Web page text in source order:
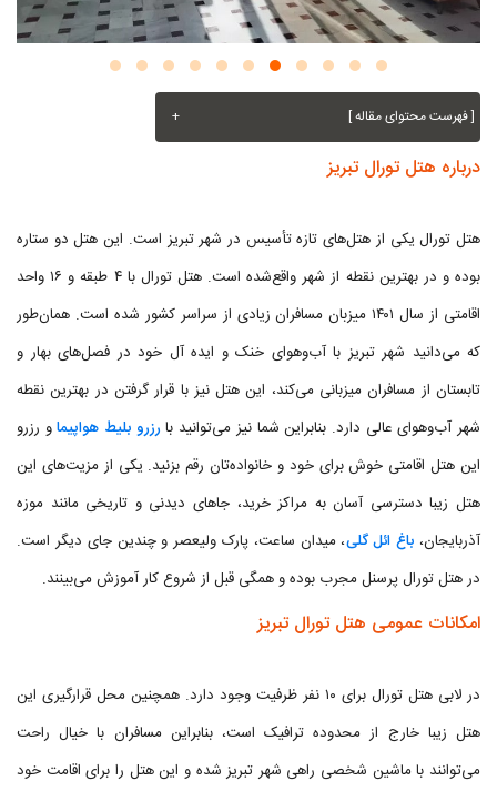
[ فهرست محتوای مقاله ] +
درباره هتل تورال تبریز
هتل تورال یکی از هتل‌های تازه تأسیس در شهر تبریز است. این هتل دو ستاره
بوده و در بهترین نقطه از شهر واقع‌شده است. هتل تورال با ۴ طبقه و ۱۶ واحد
اقامتی از سال ۱۴۰۱ میزبان مسافران زیادی از سراسر کشور شده است. همان‌طور
که می‌دانید شهر تبریز با آب‌وهوای خنک و ایده آل خود در فصل‌های بهار و
تابستان از مسافران میزبانی می‌کند، این هتل نیز با قرار گرفتن در بهترین نقطه
شهر آب‌وهوای عالی دارد. بنابراین شما نیز می‌توانید با رزرو بلیط هواپیماو رزرو
این هتل اقامتی خوش برای خود و خانواده‌تان رقم بزنید. یکی از مزیت‌های این
هتل زیبا دسترسی آسان به مراکز خرید، جاهای دیدنی و تاریخی مانند موزه
آذربایجان، باغ ائل گلی، میدان ساعت، پارک ولیعصر و چندین جای دیگر است.
در هتل تورال پرسنل مجرب بوده و همگی قبل از شروع کار آموزش می‌بینند.
امکانات عمومی هتل تورال تبریز
در لابی هتل تورال برای ۱۰ نفر ظرفیت وجود دارد. همچنین محل قرارگیری این
هتل زیبا خارج از محدوده ترافیک است، بنابراین مسافران با خیال راحت
می‌توانند با ماشین شخصی راهی شهر تبریز شده و این هتل را برای اقامت خود